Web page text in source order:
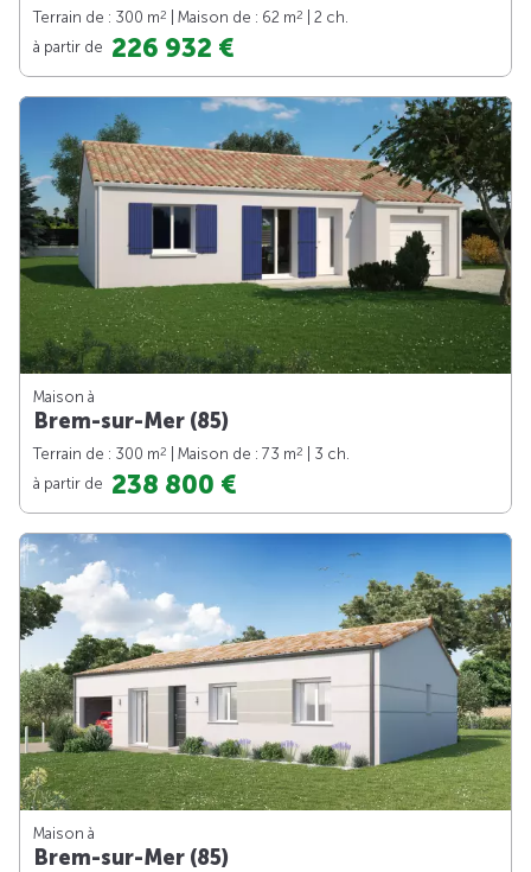
Terrain de : 300 m2 | Maison de : 62 m2
| 2 ch.
à partir de 226 932 €
Maison à
Brem-sur-Mer (85)
Terrain de : 300 m2 | Maison de : 73 m2
| 3 ch.
à partir de 238 800 €
Maison à
Brem-sur-Mer (85)